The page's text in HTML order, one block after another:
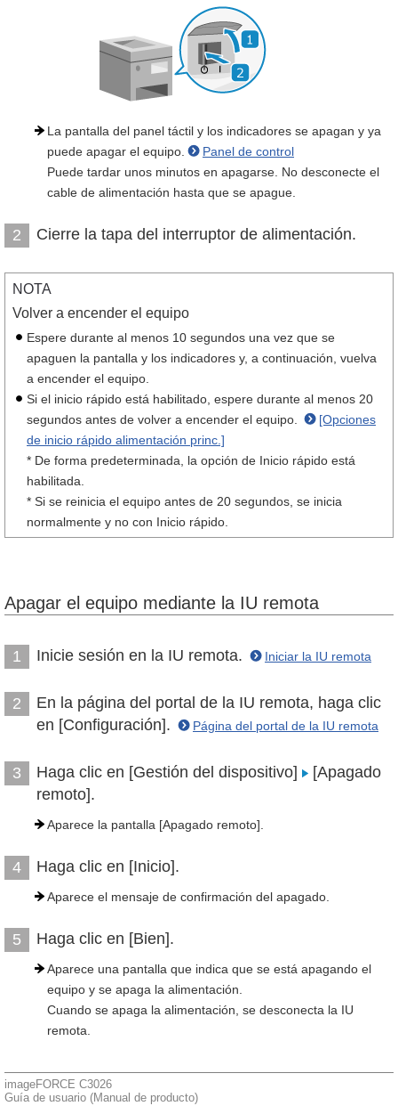
La pantalla del panel táctil y los indicadores se apagan y ya
puede apagar el equipo.
Panel de control
Puede tardar unos minutos en apagarse. No desconecte el
cable de alimentación hasta que se apague.
2 Cierre la tapa del interruptor de alimentación.
NOTA
Volver a encender el equipo
Espere durante al menos 10 segundos una vez que se
apaguen la pantalla y los indicadores y, a continuación, vuelva
a encender el equipo.
Si el inicio rápido está habilitado, espere durante al menos 20
segundos antes de volver a encender el equipo.
[Opciones
de inicio rápido alimentación princ.]
* De forma predeterminada, la opción de Inicio rápido está
habilitada.
* Si se reinicia el equipo antes de 20 segundos, se inicia
normalmente y no con Inicio rápido.
Apagar el equipo mediante la IU remota
1 Inicie sesión en la IU remota. Iniciar la IU remota
2
En la página del portal de la IU remota, haga clic
en [Configuración].
Página del portal de la IU remota
3 Haga clic en [Gestión del dispositivo]
[Apagado
remoto].
Aparece la pantalla [Apagado remoto].
4 Haga clic en [Inicio].
Aparece el mensaje de confirmación del apagado.
5 Haga clic en [Bien].
Aparece una pantalla que indica que se está apagando el
equipo y se apaga la alimentación.
Cuando se apaga la alimentación, se desconecta la IU
remota.
imageFORCE C3026
Guía de usuario (Manual de producto)